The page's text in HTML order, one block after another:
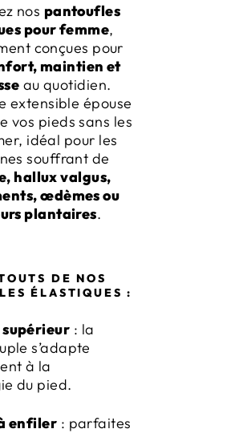
nos pantoufles
pour femme,
conçues pour
maintien et
au quotidien.
extensible épouse
vos pieds sans les
idéal pour les
souffrant de
hallux valgus,
œdèmes ou
plantaires.
DE NOS
ÉLASTIQUES :
: la
s’adapte
à la
du pied.
enfiler : parfaites